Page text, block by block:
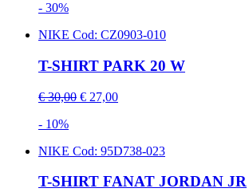
- 30%
NIKE Cod: CZ0903-010
T-SHIRT PARK 20 W
€ 30,00 € 27,00
- 10%
NIKE Cod: 95D738-023
T-SHIRT FANAT JORDAN JR